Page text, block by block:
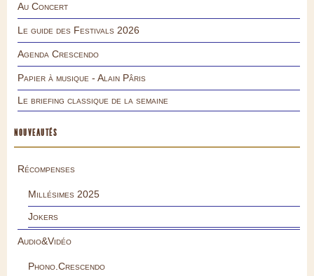
Au Concert
Le guide des Festivals 2026
Agenda Crescendo
Papier à musique - Alain Pâris
Le briefing classique de la semaine
NOUVEAUTÉS
Récompenses
Millésimes 2025
Jokers
Audio&Vidéo
Phono.Crescendo